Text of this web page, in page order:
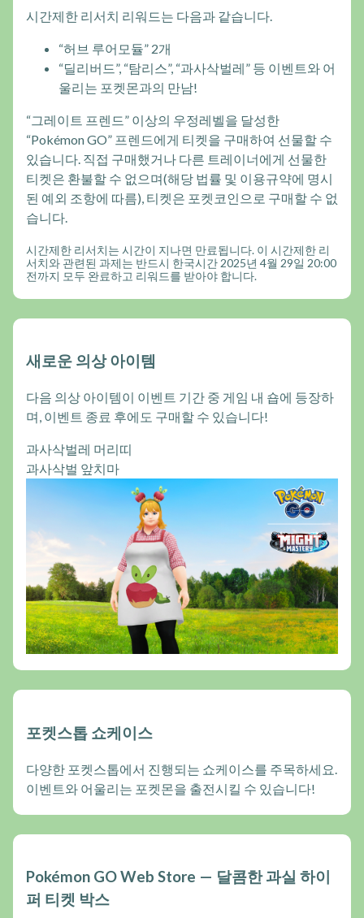
시간제한 리서치 리워드는 다음과 같습니다.
“허브 루어모듈” 2개
“딜리버드”, “탐리스”, “과사삭벌레” 등 이벤트와 어
울리는 포켓몬과의 만남!
“그레이트 프렌드” 이상의 우정레벨을 달성한
“Pokémon GO” 프렌드에게 티켓을 구매하여 선물할 수
있습니다. 직접 구매했거나 다른 트레이너에게 선물한
티켓은 환불할 수 없으며(해당 법률 및 이용규약에 명시
된 예외 조항에 따름), 티켓은 포켓코인으로 구매할 수 없
습니다.
시간제한 리서치는 시간이 지나면 만료됩니다. 이 시간제한 리
서치와 관련된 과제는 반드시 한국시간 2025년 4월 29일 20:00
전까지 모두 완료하고 리워드를 받아야 합니다.
새로운 의상 아이템
다음 의상 아이템이 이벤트 기간 중 게임 내 숍에 등장하
며, 이벤트 종료 후에도 구매할 수 있습니다!
과사삭벌레 머리띠
과사삭벌 앞치마
포켓스톱 쇼케이스
다양한 포켓스톱에서 진행되는 쇼케이스를 주목하세요.
이벤트와 어울리는 포켓몬을 출전시킬 수 있습니다!
Pokémon GO Web Store — 달콤한 과실 하이
퍼 티켓 박스